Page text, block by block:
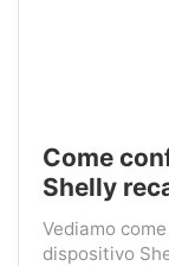
Come
Shelly
Vediamo
dispositivo